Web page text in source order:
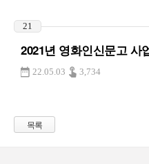
21
2021년 영화인신문고 사
22.05.03 3,734
목록